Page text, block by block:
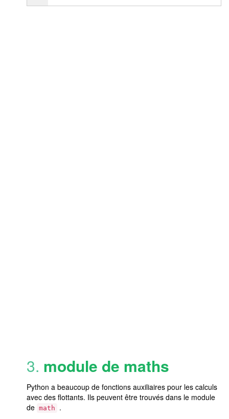
3. module de maths
Python a beaucoup de fonctions auxiliaires pour les calculs
avec des flottants. Ils peuvent être trouvés dans le module
de math
.